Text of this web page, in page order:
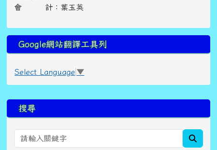
會 計：葉玉英
Google網站翻譯工具列
Select Language ▼
右邊區域內容
搜尋